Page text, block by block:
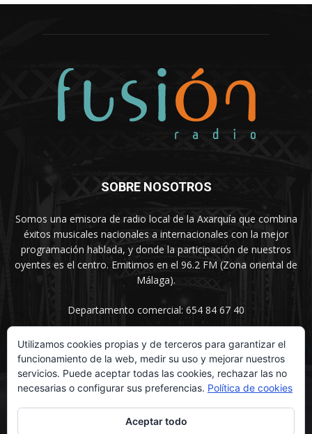
SOBRE NOSOTROS
Somos una emisora de radio local de la Axarquía que combina
éxitos musicales nacionales a internacionales con la mejor
programación hablada, y donde la participación de nuestros
oyentes es el centro. Emitimos en el 96.2 FM (Zona oriental de
Málaga).
Departamento comercial: 654 84 67 40
SÍGUENOS
Utilizamos cookies propias y de terceros para garantizar el
funcionamiento de la web, medir su uso y mejorar nuestros
servicios. Puede aceptar todas las cookies, rechazar las no
necesarias o configurar sus preferencias. Política de cookies
Aceptar todo